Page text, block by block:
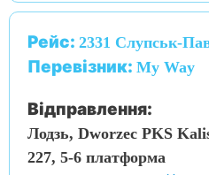
Рейс: 2331 Слупськ-
Перевізник: My Way
Відправлення:
Лодзь, Dworzec PKS
227, 5-6 платформа